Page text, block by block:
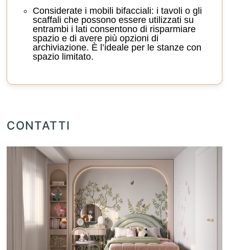
Considerate i mobili bifacciali: i tavoli o gli
scaffali che possono essere utilizzati su
entrambi i lati consentono di risparmiare
spazio e di avere più opzioni di
archiviazione. È l’ideale per le stanze con
spazio limitato.
CONTATTI